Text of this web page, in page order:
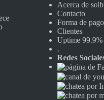
Acerca de
Contacto
Forma de
Clientes
Uptime 99.9%
.
Redes